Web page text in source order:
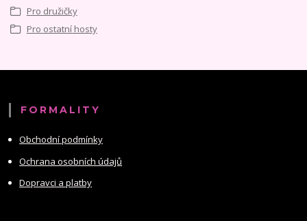
Pro družičky
Pro ostatní hosty
FORMALITY
Obchodní podmínky
Ochrana osobních údajů
Dopravci a platby